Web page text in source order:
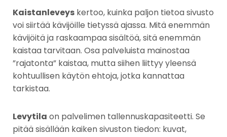
Kaistanleveys kertoo, kuinka paljon tietoa sivusto
voi siirtää kävijöille tietyssä ajassa. Mitä enemmän
kävijöitä ja raskaampaa sisältöä, sitä enemmän
kaistaa tarvitaan. Osa palveluista mainostaa
”rajatonta” kaistaa, mutta siihen liittyy yleensä
kohtuullisen käytön ehtoja, jotka kannattaa
tarkistaa.
Levytila on palvelimen tallennuskapasiteetti. Se
pitää sisällään kaiken sivuston tiedon: kuvat,